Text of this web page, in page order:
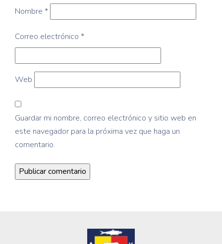
Nombre *
Correo electrónico *
Web
Guardar mi nombre, correo electrónico y sitio web en
este navegador para la próxima vez que haga un
comentario.